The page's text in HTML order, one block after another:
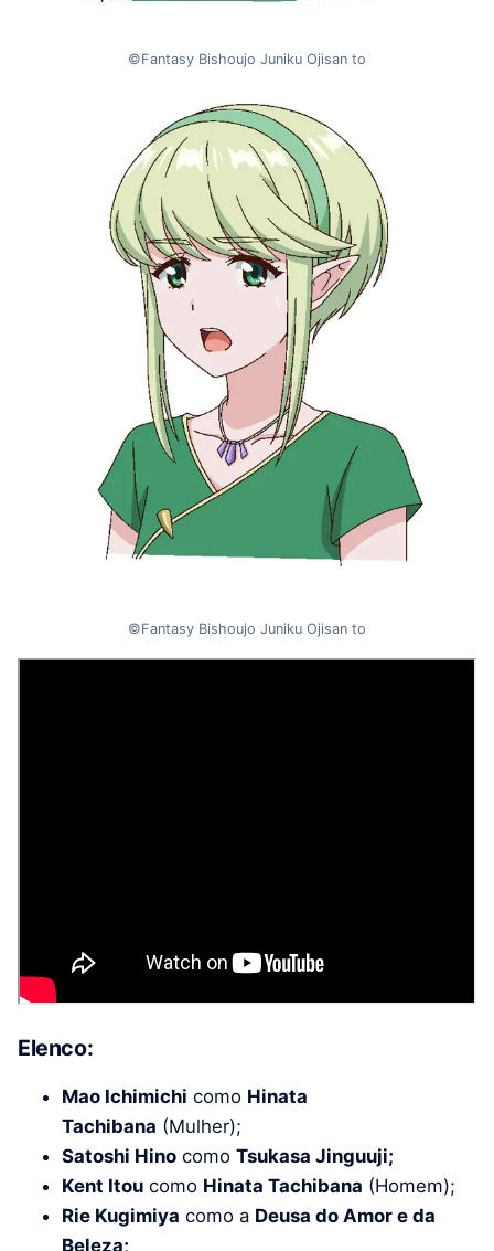
©Fantasy Bishoujo Juniku Ojisan to
©Fantasy Bishoujo Juniku Ojisan to
Elenco:
Mao Ichimichi como Hinata
Tachibana (Mulher);
Satoshi Hino como Tsukasa Jinguuji;
Kent Itou como Hinata Tachibana (Homem);
Rie Kugimiya como a Deusa do Amor e da
Beleza;